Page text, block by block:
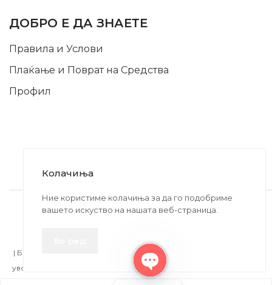
ДОБРО Е ДА ЗНАЕТЕ
Правила и Услови
Плаќање и Поврат на Средства
Профил
2020-2024 © MB DISKONT. Изработено од
БРАМИТ ДООЕЛ
| БРАЌА МИНКОВИ 57, 2400 СТРУМИЦА | ДПТУ
увоз-извоз Струмица Д.Б.: MK4027005146330 | ЕМБС: 6030530 |
Колачиња
Ние користиме колачиња за да го подобриме
вашето искуство на нашата веб-страница.
Open